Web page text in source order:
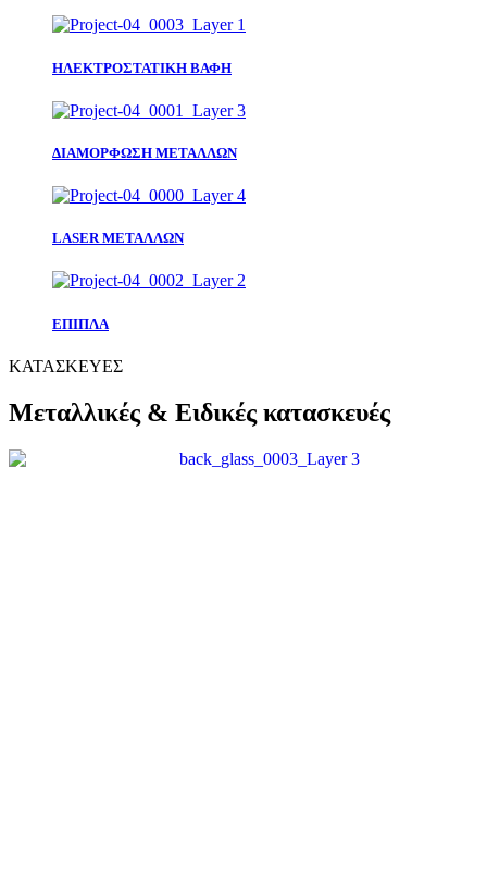
ΗΛΕΚΤΡΟΣΤΑΤΙΚΗ ΒΑΦΗ
ΔΙΑΜΟΡΦΩΣΗ ΜΕΤΑΛΛΩΝ
LASER ΜΕΤΑΛΛΩΝ
ΕΠΙΠΛΑ
ΚΑΤΑΣΚΕΥΕΣ
Μεταλλικές & Ειδικές κατασκευές